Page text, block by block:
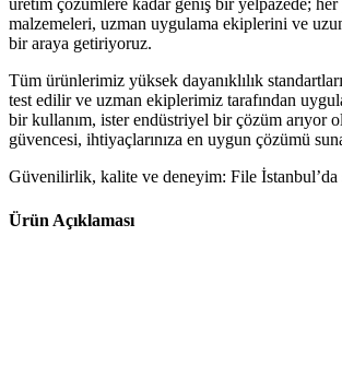
üretim çözümlere kadar geniş bir yelpazede;
malzemeleri, uzman uygulama ekiplerini ve
bir araya getiriyoruz.
Tüm ürünlerimiz yüksek dayanıklılık
test edilir ve uzman ekiplerimiz tarafından
bir kullanım, ister endüstriyel bir çözüm arıyor
güvencesi, ihtiyaçlarınıza en uygun çözümü
Güvenilirlik, kalite ve deneyim: File İstanbul’da
Ürün Açıklaması